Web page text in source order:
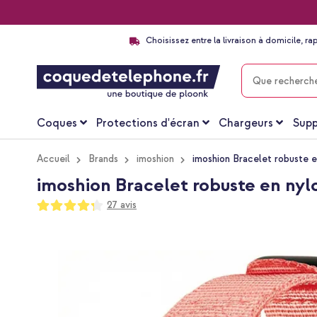
Choisissez entre la livraison à domicile,
CHERCHER
Coques Protections d'écran Chargeurs
Accueil Brands imoshion imoshion Bracelet robuste
imoshion Bracelet robuste en
Notation:
85
100
27 avis